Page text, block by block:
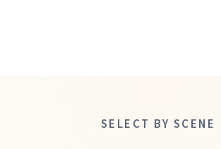
SELECT BY SCENE